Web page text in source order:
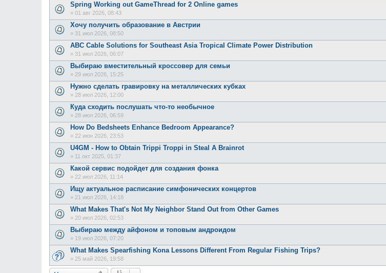
Spring Working out GameThread for 2 Online games
» 01 авг 2026, 08:43
Хочу получить образование в Австрии
» 31 июл 2026, 08:50
ABC Cable Solutions for Southeast Asia Tropical Climate Power Distribution
» 31 июл 2026, 06:07
Выбираю вместительный кроссовер для семьи
» 29 июл 2026, 15:25
Нужно сделать гравировку на металлических кубках
» 28 июл 2026, 12:00
Куда сходить послушать что-то необычное
» 28 июл 2026, 06:59
How Do Bedsheets Enhance Bedroom Appearance?
» 22 июн 2026, 23:53
U4GM - How to Obtain Trippi Troppi in Steal A Brainrot
» 11 окт 2025, 01:37
Какой сервис подойдет для создания фонка
» 22 июл 2026, 11:14
Ищу актуальное расписание симфонических концертов
» 21 июл 2026, 14:18
What Makes That's Not My Neighbor Stand Out from Other Games
» 20 июл 2026, 02:53
Выбираю между айфоном и топовым андроидом
» 19 июл 2026, 07:20
What Makes Spearfishing Kona Lessons Different From Regular Fishing Trips?
» 25 май 2026, 19:58